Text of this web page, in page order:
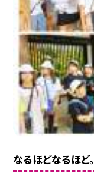
なるほどなるほど。